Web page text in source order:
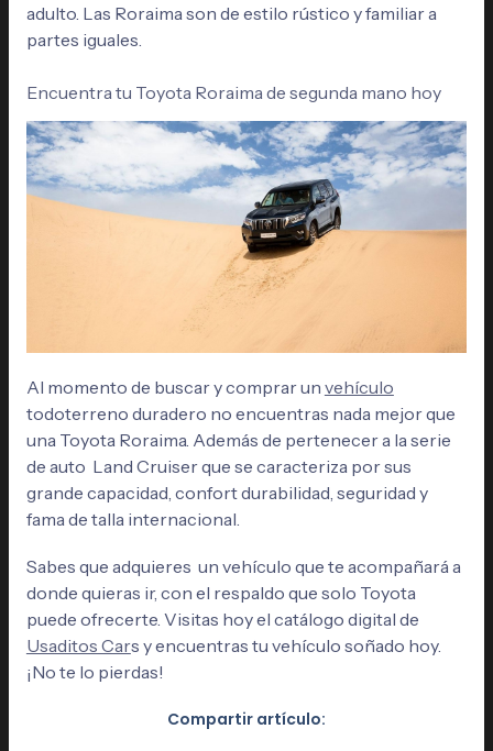
adulto. Las Roraima son de estilo rústico y familiar a
partes iguales.
Encuentra tu Toyota Roraima de segunda mano hoy
Al momento de buscar y comprar un vehículo
todoterreno duradero no encuentras nada mejor que
una Toyota Roraima. Además de pertenecer a la serie
de auto Land Cruiser que se caracteriza por sus
grande capacidad, confort durabilidad, seguridad y
fama de talla internacional.
Sabes que adquieres un vehículo que te acompañará a
donde quieras ir, con el respaldo que solo Toyota
puede ofrecerte. Visitas hoy el catálogo digital de
Usaditos Cars y encuentras tu vehículo soñado hoy.
¡No te lo pierdas!
Compartir artículo: